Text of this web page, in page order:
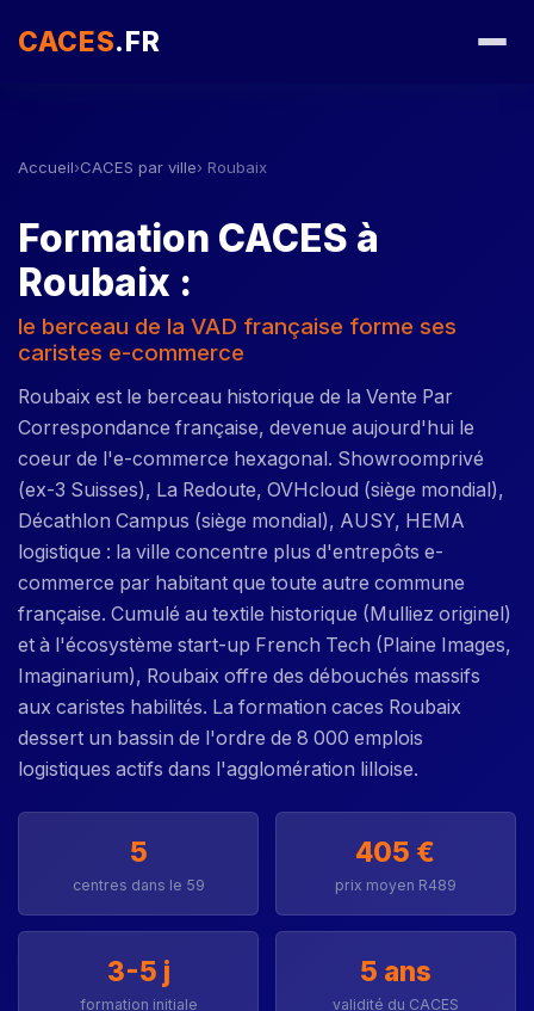
CACES.FR
Accueil›CACES par ville› Roubaix
Formation CACES à
Roubaix :
le berceau de la VAD française forme ses
caristes e-commerce
Roubaix est le berceau historique de la Vente Par
Correspondance française, devenue aujourd'hui le
coeur de l'e-commerce hexagonal. Showroomprivé
(ex-3 Suisses), La Redoute, OVHcloud (siège mondial),
Décathlon Campus (siège mondial), AUSY, HEMA
logistique : la ville concentre plus d'entrepôts e-
commerce par habitant que toute autre commune
française. Cumulé au textile historique (Mulliez originel)
et à l'écosystème start-up French Tech (Plaine Images,
Imaginarium), Roubaix offre des débouchés massifs
aux caristes habilités. La formation caces Roubaix
dessert un bassin de l'ordre de 8 000 emplois
logistiques actifs dans l'agglomération lilloise.
5
centres dans le 59
405 €
prix moyen R489
3-5 j
formation initiale
5 ans
validité du CACES